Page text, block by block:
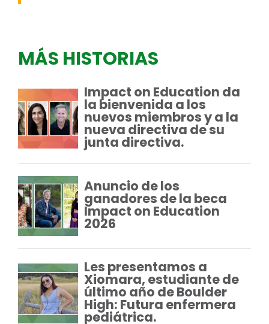
MÁS HISTORIAS
Impact on Education da
la bienvenida a los
nuevos miembros y a la
nueva directiva de su
junta directiva.
Anuncio de los
ganadores de la beca
Impact on Education
2026
Les presentamos a
Xiomara, estudiante de
último año de Boulder
High: Futura enfermera
pediátrica.